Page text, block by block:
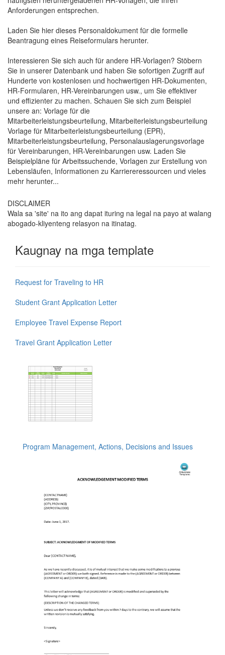
Anforderungen entsprechen.
Laden Sie hier dieses Personaldokument für die formelle
Beantragung eines Reiseformulars herunter.
Interessieren Sie sich auch für andere HR-Vorlagen? Stöbern
Sie in unserer Datenbank und haben Sie sofortigen Zugriff auf
Hunderte von kostenlosen und hochwertigen HR-Dokumenten,
HR-Formularen, HR-Vereinbarungen usw., um Sie effektiver
und effizienter zu machen. Schauen Sie sich zum Beispiel
unsere an: Vorlage für die
Mitarbeiterleistungsbeurteilung, Mitarbeiterleistungsbeurteilung,
Vorlage für Mitarbeiterleistungsbeurteilung (EPR),
Mitarbeiterleistungsbeurteilung, Personalauslagerungsvorlage
für Vereinbarungen, HR-Vereinbarungen usw. Laden Sie
Beispielpläne für Arbeitssuchende, Vorlagen zur Erstellung von
Lebensläufen, Informationen zu Karriereressourcen und vieles
mehr herunter...
DISCLAIMER
Wala sa 'site' na ito ang dapat ituring na legal na payo at walang
abogado-kliyenteng relasyon na itinatag.
Kaugnay na mga template
Request for Traveling to HR
Student Grant Application Letter
Employee Travel Expense Report
Travel Grant Application Letter
Program Management, Actions, Decisions and Issues